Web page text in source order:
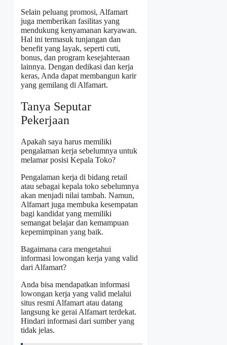
Selain peluang promosi, Alfamart
juga memberikan fasilitas yang
mendukung kenyamanan karyawan.
Hal ini termasuk tunjangan dan
benefit yang layak, seperti cuti,
bonus, dan program kesejahteraan
lainnya. Dengan dedikasi dan kerja
keras, Anda dapat membangun karir
yang gemilang di Alfamart.
Tanya Seputar
Pekerjaan
Apakah saya harus memiliki
pengalaman kerja sebelumnya untuk
melamar posisi Kepala Toko?
Pengalaman kerja di bidang retail
atau sebagai kepala toko sebelumnya
akan menjadi nilai tambah. Namun,
Alfamart juga membuka kesempatan
bagi kandidat yang memiliki
semangat belajar dan kemampuan
kepemimpinan yang baik.
Bagaimana cara mengetahui
informasi lowongan kerja yang valid
dari Alfamart?
Anda bisa mendapatkan informasi
lowongan kerja yang valid melalui
situs resmi Alfamart atau datang
langsung ke gerai Alfamart terdekat.
Hindari informasi dari sumber yang
tidak jelas.